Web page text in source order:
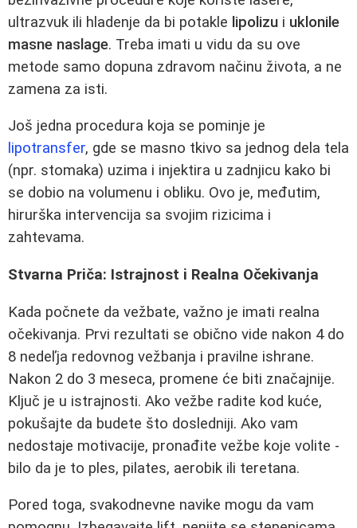
ultrazvuk ili hladenje da bi potakle lipolizu i uklonile
masne naslage. Treba imati u vidu da su ove
metode samo dopuna zdravom načinu života, a ne
zamena za isti.
Još jedna procedura koja se pominje je
lipotransfer, gde se masno tkivo sa jednog dela tela
(npr. stomaka) uzima i injektira u zadnjicu kako bi
se dobio na volumenu i obliku. Ovo je, međutim,
hirurška intervencija sa svojim rizicima i
zahtevama.
Stvarna Priča: Istrajnost i Realna Očekivanja
Kada počnete da vežbate, važno je imati realna
očekivanja. Prvi rezultati se obično vide nakon 4 do
8 nedeľja redovnog vežbanja i pravilne ishrane.
Nakon 2 do 3 meseca, promene će biti značajnije.
Ključ je u istrajnosti. Ako vežbe radite kod kuće,
pokušajte da budete što dosledniji. Ako vam
nedostaje motivacije, pronađite vežbe koje volite -
bilo da je to ples, pilates, aerobik ili teretana.
Pored toga, svakodnevne navike mogu da vam